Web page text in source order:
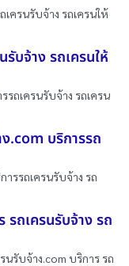
ครนรับจ้าง รถเครนให้
บจ้าง รถเครนให้
รถเครนรับจ้าง รถเครน
.com บริการรถ
ารรถเครนรับจ้าง รถ
รถเครนรับจ้าง รถ
นรับจ้าง.com บริการ รถ